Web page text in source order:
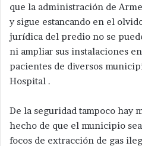
que la administración de
y sigue estancando en el
jurídica del predio no se
ni ampliar sus instalaciones
pacientes de diversos
Hospital .
De la seguridad tampoco hay
hecho de que el municipio
focos de extracción de gas